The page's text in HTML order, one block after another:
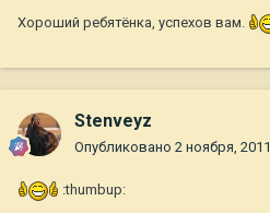
Хороший ребятёнка, успехов вам.
Stenveyz
Опубликовано 2 ноября, 2011
:thumbup: